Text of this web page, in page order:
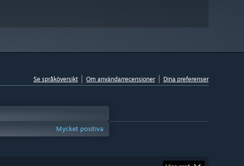
Se språköversikt Om användarrecensioner Dina preferenser
Mycket positiva